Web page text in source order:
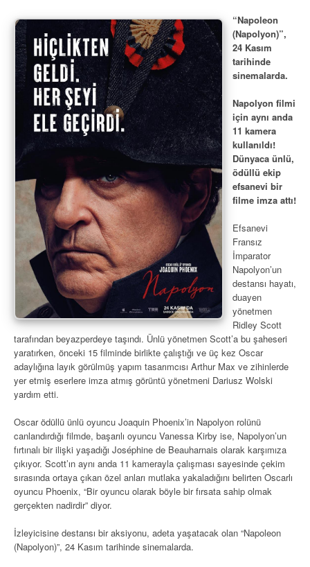
“Napoleon
(Napolyon)”,
24 Kasım
tarihinde
sinemalarda.
Napolyon filmi
için aynı anda
11 kamera
kullanıldı!
Dünyaca ünlü,
ödüllü ekip
efsanevi bir
filme imza attı!
Efsanevi
Fransız
İmparator
Napolyon’un
destansı hayatı,
duayen
yönetmen
Ridley Scott
tarafından beyazperdeye taşındı. Ünlü yönetmen Scott’a bu şaheseri
yaratırken, önceki 15 filminde birlikte çalıştığı ve üç kez Oscar
adaylığına layık görülmüş yapım tasarımcısı Arthur Max ve zihinlerde
yer etmiş eserlere imza atmış görüntü yönetmeni Dariusz Wolski
yardım etti.
Oscar ödüllü ünlü oyuncu Joaquin Phoenix’in Napolyon rolünü
canlandırdığı filmde, başarılı oyuncu Vanessa Kirby ise, Napolyon’un
fırtınalı bir ilişki yaşadığı Joséphine de Beauharnais olarak karşımıza
çıkıyor. Scott’ın aynı anda 11 kamerayla çalışması sayesinde çekim
sırasında ortaya çıkan özel anları mutlaka yakaladığını belirten Oscarlı
oyuncu Phoenix, “Bir oyuncu olarak böyle bir fırsata sahip olmak
gerçekten nadirdir” diyor.
İzleyicisine destansı bir aksiyonu, adeta yaşatacak olan “Napoleon
(Napolyon)”, 24 Kasım tarihinde sinemalarda.